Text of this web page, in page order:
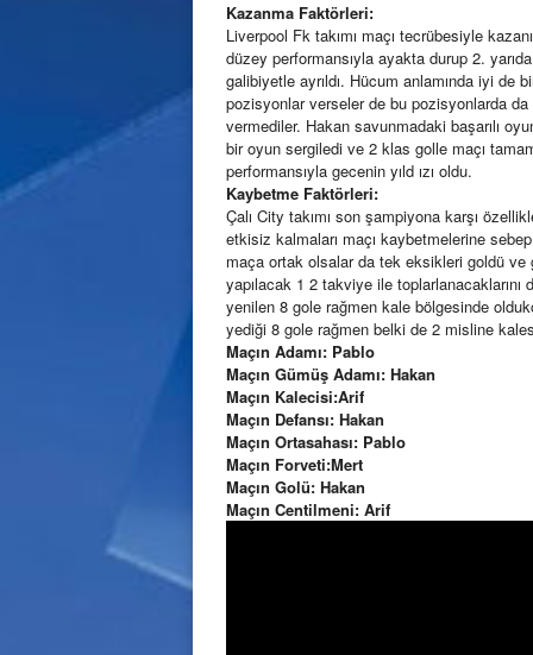
Kazanma Faktörleri:
Liverpool Fk takımı maçı tecrübesiyle
düzey performansıyla ayakta durup 2.
galibiyetle ayrıldı. Hücum anlamında iyi
pozisyonlar verseler de bu pozisyonlarda
vermediler. Hakan savunmadaki başarılı
bir oyun sergiledi ve 2 klas golle maçı
performansıyla gecenin yıld ızı oldu.
Kaybetme Faktörleri:
Çalı City takımı son şampiyona karşı
etkisiz kalmaları maçı kaybetmelerine
maça ortak olsalar da tek eksikleri goldü ve
yapılacak 1 2 takviye ile
yenilen 8 gole rağmen kale bölgesinde
yediği 8 gole rağmen belki de 2 misline
Maçın Adamı: Pablo
Maçın Gümüş Adamı: Hakan
Maçın Kalecisi:Arif
Maçın Defansı: Hakan
Maçın Ortasahası: Pablo
Maçın Forveti:Mert
Maçın Golü: Hakan
Maçın Centilmeni: Arif